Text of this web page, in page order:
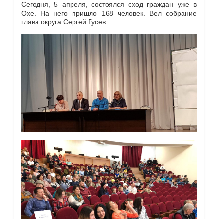
Сегодня, 5 апреля, состоялся сход граждан уже в
Охе. На него пришло 168 человек. Вел собрание
глава округа Сергей Гусев.